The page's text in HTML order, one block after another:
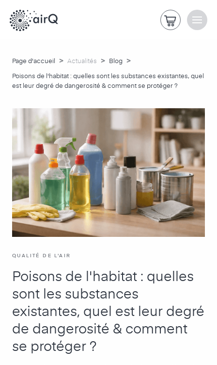
Page d'accueil > Actualités > Blog >
Poisons de l'habitat : quelles sont les substances existantes, quel
est leur degré de dangerosité & comment se protéger ?
QUALITÉ DE L'AIR
Poisons de l'habitat : quelles
sont les substances
existantes, quel est leur degré
de dangerosité & comment
se protéger ?